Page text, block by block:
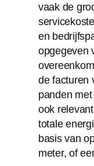
vaak de
en
opgegeven
de facturen
panden
ook
totale
basis van
meter, of